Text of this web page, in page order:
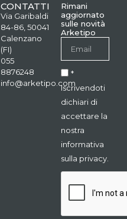
CONTATTI
Via Garibaldi
84-86, 50041
Calenzano
(FI)
055
8876248
info@arketipo.com
Rimani
aggiornato
sulle novità
Arketipo
*
Iscrivendoti
dichiari di
accettare la
nostra
informativa
sulla privacy.